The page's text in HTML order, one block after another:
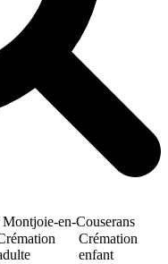
en-Couserans
Crémation
enfant